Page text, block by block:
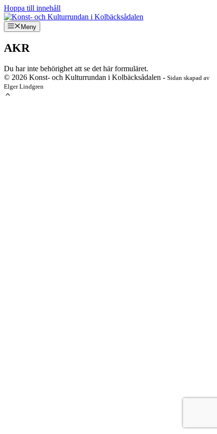
Hoppa till innehåll
Meny
AKR
Du har inte behörighet att se det här formuläret.
© 2026 Konst- och Kulturrundan i Kolbäcksådalen - Sidan skapad av
Elger Lindgren